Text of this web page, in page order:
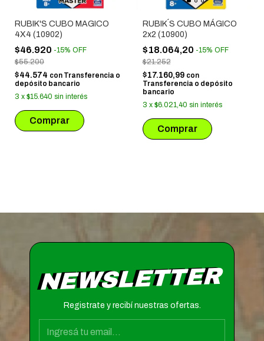
RUBIK'S CUBO MAGICO
4X4 (10902)
$46.920 -15% OFF
$55.200
$44.574 con Transferencia o
depósito bancario
3 x $15.640 sin interés
RUBIK´S CUBO MÁGICO
2x2 (10900)
$18.064,20 -15% OFF
$21.252
$17.160,99 con
Transferencia o depósito
bancario
3 x $6.021,40 sin interés
NEWSLETTER
Registrate y recibí nuestras ofertas.